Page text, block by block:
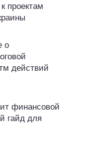
проектам
о
действий
финансовой
гайд для